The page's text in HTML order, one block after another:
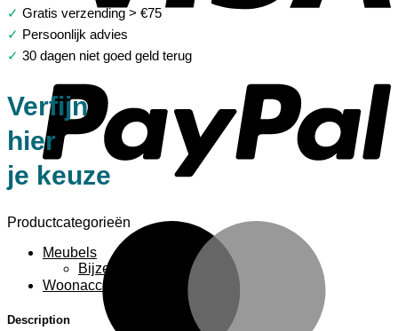
✓ Gratis verzending > €75
✓ Persoonlijk advies
✓ 30 dagen niet goed geld terug
Verfijn
hier
je keuze
Productcategorieën
Meubels
Bijzettafels
Woonaccessoires
Description